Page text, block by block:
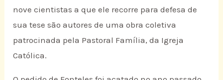
nove cientistas a que ele recorre para defesa de
sua tese são autores de uma obra coletiva
patrocinada pela Pastoral Família, da Igreja
Católica.